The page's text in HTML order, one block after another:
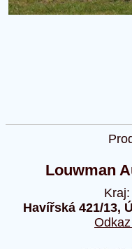
Louwman
Havířská 421/13,